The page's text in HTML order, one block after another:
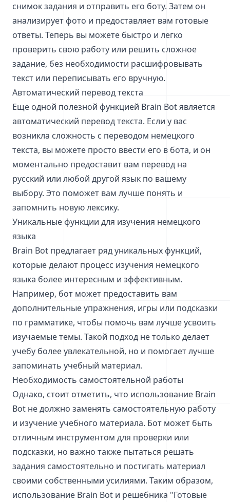
снимок задания и отправить его боту. Затем он
анализирует фото и предоставляет вам готовые
ответы. Теперь вы можете быстро и легко
проверить свою работу или решить сложное
задание, без необходимости расшифровывать
текст или переписывать его вручную.
Автоматический перевод текста
Еще одной полезной функцией Brain Bot является
автоматический перевод текста. Если у вас
возникла сложность с переводом немецкого
текста, вы можете просто ввести его в бота, и он
моментально предоставит вам перевод на
русский или любой другой язык по вашему
выбору. Это поможет вам лучше понять и
запомнить новую лексику.
Уникальные функции для изучения немецкого
языка
Brain Bot предлагает ряд уникальных функций,
которые делают процесс изучения немецкого
языка более интересным и эффективным.
Например, бот может предоставить вам
дополнительные упражнения, игры или подсказки
по грамматике, чтобы помочь вам лучше усвоить
изучаемые темы. Такой подход не только делает
учебу более увлекательной, но и помогает лучше
запоминать учебный материал.
Необходимость самостоятельной работы
Однако, стоит отметить, что использование Brain
Bot не должно заменять самостоятельную работу
и изучение учебного материала. Бот может быть
отличным инструментом для проверки или
подсказки, но важно также пытаться решать
задания самостоятельно и постигать материал
своими собственными усилиями. Таким образом,
использование Brain Bot и решебника "Готовые